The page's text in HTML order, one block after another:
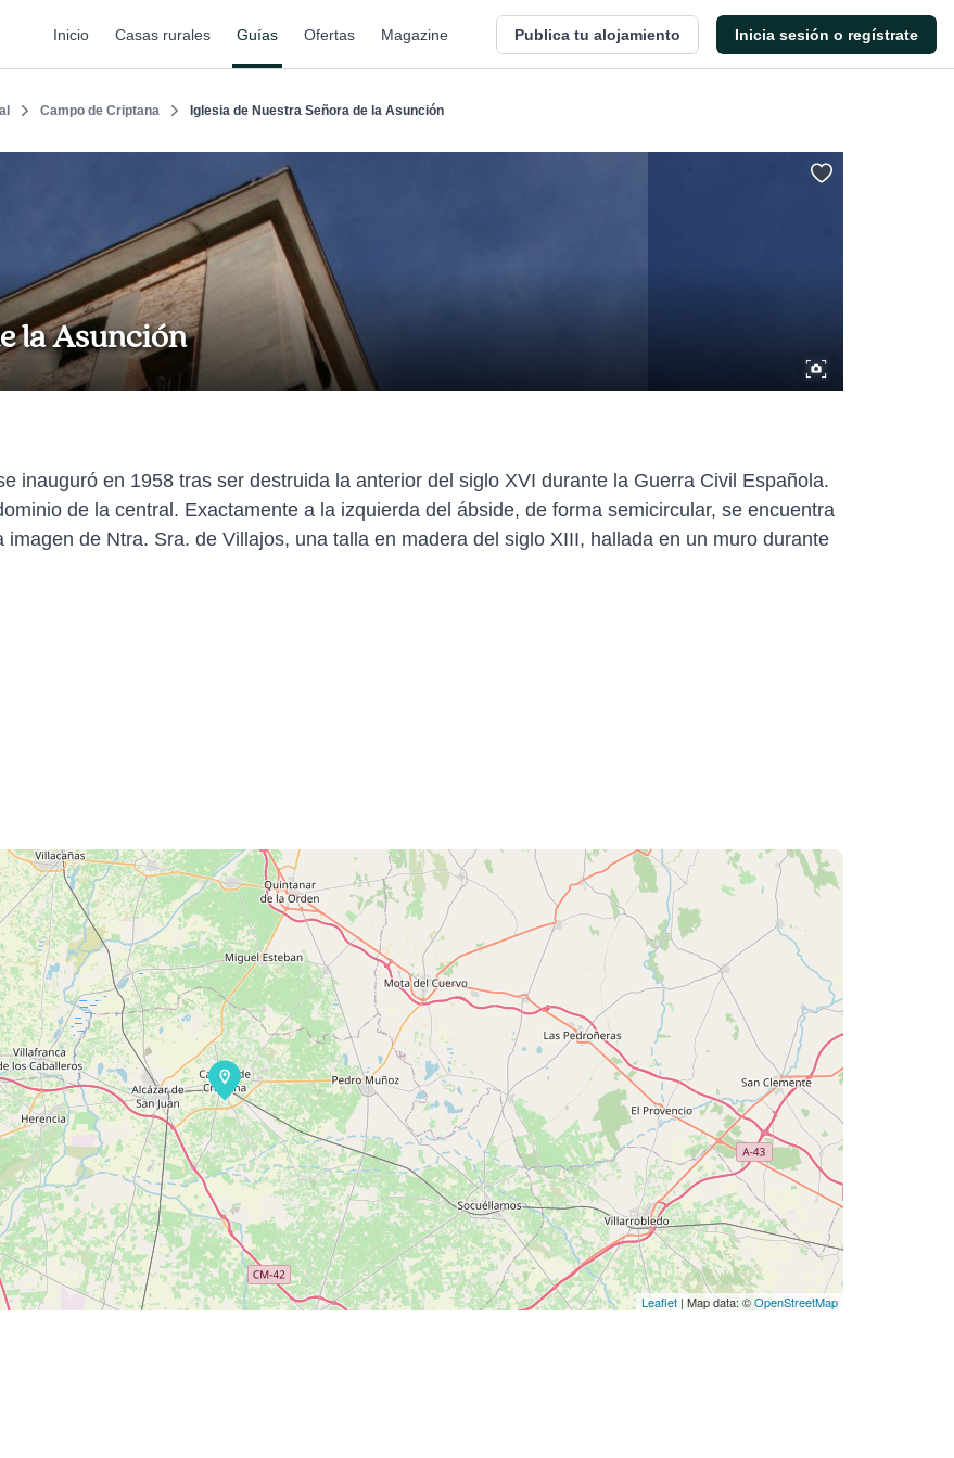
Inicio Casas rurales Guías Ofertas Magazine Publica tu alojamiento Inicia sesión o regístrate
Campo de Criptana Iglesia de Nuestra Señora de la Asunción
la Asunción
inauguró en 1958 tras ser destruida la anterior del siglo XVI durante la Guerra Civil Española.
de la central. Exactamente a la izquierda del ábside, de forma semicircular, se encuentra
de Ntra. Sra. de Villajos, una talla en madera del siglo XIII, hallada en un muro durante
Leaflet | Map data: ©OpenStreetMap